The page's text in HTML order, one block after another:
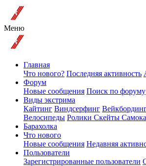
Меню
Главная
Что нового? Последняя активность
Форум
Новые сообщения Поиск по форуму
Виды экстрима
Кайтинг Виндсерфинг
Велосипеды Ролики Скейты
Барахолка
Что нового
Новые сообщения Недавняя
Пользователи
Зарегистрированные пользователи